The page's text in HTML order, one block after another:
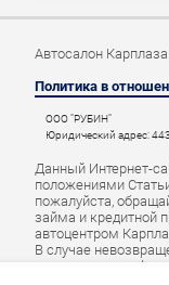
Автосалон
Политика в
ООО "РУБИН"
Юридический адрес:
Данный Интернет-
положениями
пожалуйста,
займа и кредитной
автоцентром
В случае
начислить штраф